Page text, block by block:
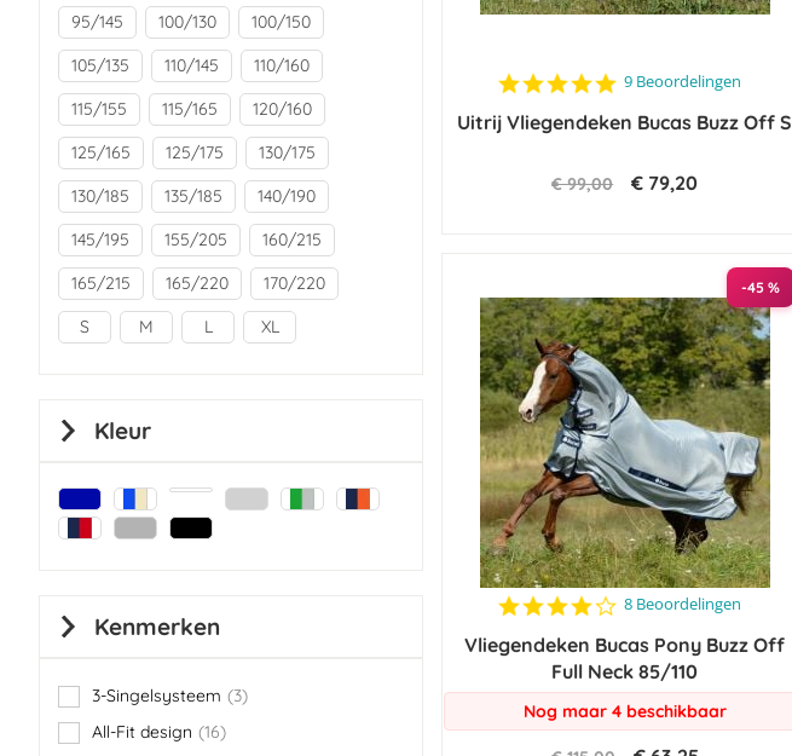
4.8
rating
9 Beoordelingen
Uitrij Vliegendeken Bucas Buzz Off S
€ 99,00 € 79,20
-45 %
4.1
rating
8 Beoordelingen
Vliegendeken Bucas Pony Buzz Off
Full Neck 85/110
Nog maar 4 beschikbaar
95/145
100/130
100/150
105/135
110/145
110/160
115/155
115/165
120/160
125/165
125/175
130/175
130/185
135/185
140/190
145/195
155/205
160/215
165/215
165/220
170/220
S
M L XL
Kleur
Kenmerken
3-Singelsysteem 3
items
All-Fit design
16
items